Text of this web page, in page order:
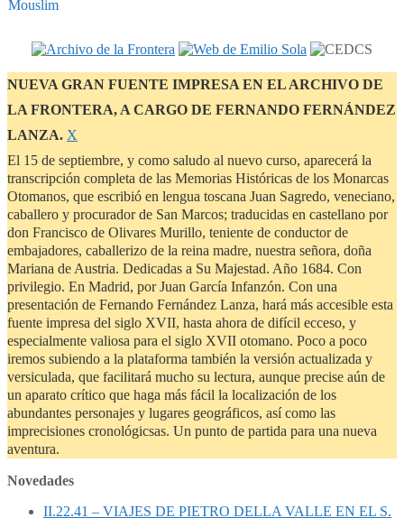
NUEVA GRAN FUENTE IMPRESA EN EL ARCHIVO DE
LA FRONTERA, A CARGO DE FERNANDO FERNÁNDEZ
LANZA. Descartar
aviso
Χ
El 15 de septiembre, y como saludo al nuevo curso, aparecerá la
transcripción completa de las Memorias Históricas de los Monarcas
Otomanos, que escribió en lengua toscana Juan Sagredo, veneciano,
caballero y procurador de San Marcos; traducidas en castellano por
don Francisco de Olivares Murillo, teniente de conductor de
embajadores, caballerizo de la reina madre, nuestra señora, doña
Mariana de Austria. Dedicadas a Su Majestad. Año 1684. Con
privilegio. En Madrid, por Juan García Infanzón. Con una
presentación de Fernando Fernández Lanza, hará más accesible esta
fuente impresa del siglo XVII, hasta ahora de difícil ecceso, y
especialmente valiosa para el siglo XVII otomano. Poco a poco
iremos subiendo a la plataforma también la versión actualizada y
versiculada, que facilitará mucho su lectura, aunque precise aún de
un aparato crítico que haga más fácil la localización de los
abundantes personajes y lugares geográficos, así como las
imprecisiones cronológicsas. Un punto de partida para una nueva
aventura.
Novedades
II.22.41 – VIAJES DE PIETRO DELLA VALLE EN EL S.